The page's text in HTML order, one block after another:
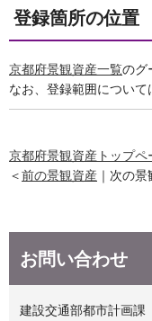
登録箇所の位置
京都府景観資産一覧のグ
なお、登録範囲について
京都府景観資産トップペ
＜前の景観資産 ｜次の景
お問い合わせ
建設交通部都市計画課